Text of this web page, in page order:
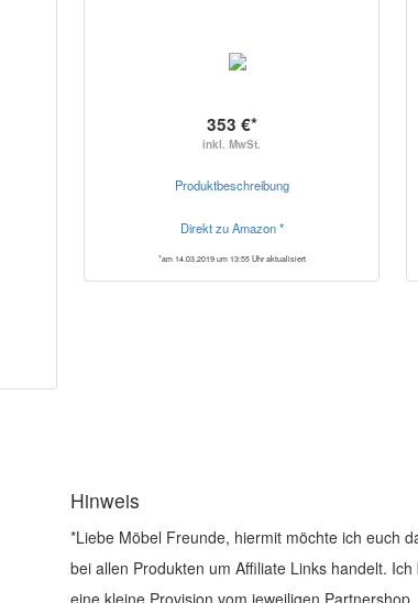
353 €*
inkl. MwSt.
Produktbeschreibung
Direkt zu Amazon *
*am 14.03.2019 um 13:55 Uhr aktualisiert
Hinweis
*Liebe Möbel Freunde, hiermit möchte ich euch
bei allen Produkten um Affiliate Links handelt.